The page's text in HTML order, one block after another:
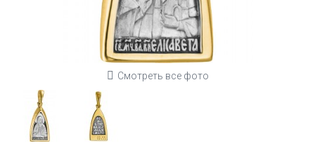
Смотреть все фото